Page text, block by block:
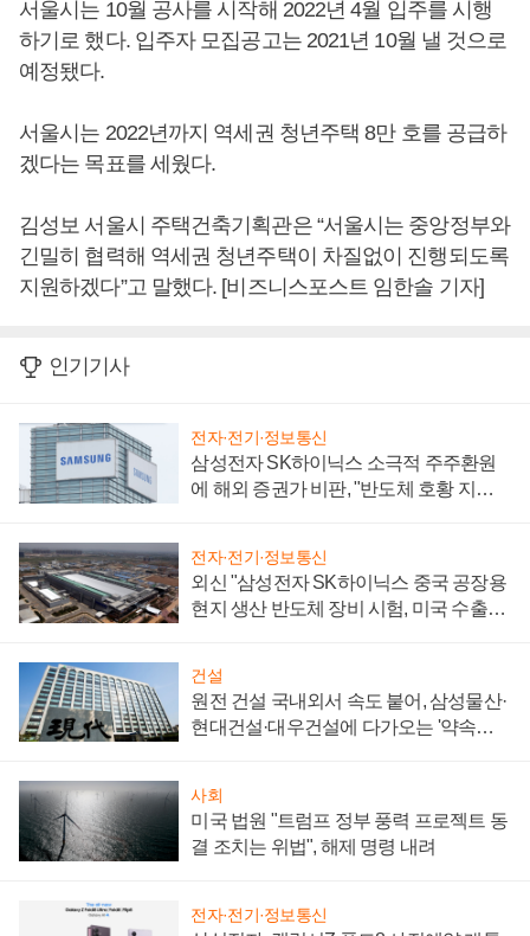
서울시는 10월 공사를 시작해 2022년 4월 입주를 시행
하기로 했다. 입주자 모집공고는 2021년 10월 낼 것으로
예정됐다.
서울시는 2022년까지 역세권 청년주택 8만 호를 공급하
겠다는 목표를 세웠다.
김성보 서울시 주택건축기획관은 “서울시는 중앙정부와
긴밀히 협력해 역세권 청년주택이 차질없이 진행되도록
지원하겠다”고 말했다. [비즈니스포스트 임한솔 기자]
인기기사
전자·전기·정보통신
삼성전자 SK하이닉스 소극적 주주환원
에 해외 증권가 비판, "반도체 호황 지속
전자·전기·정보통신
외신 "삼성전자 SK하이닉스 중국 공장용
현지 생산 반도체 장비 시험, 미국 수출통
건설
원전 건설 국내외서 속도 붙어, 삼성물산·
현대건설·대우건설에 다가오는 '약속의
사회
미국 법원 "트럼프 정부 풍력 프로젝트 동
결 조치는 위법", 해제 명령 내려
전자·전기·정보통신